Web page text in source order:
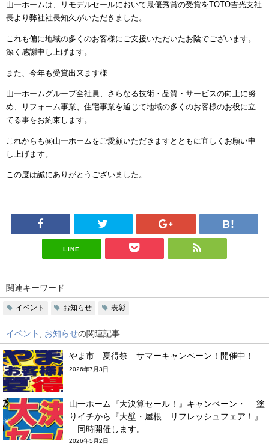
山一ホームは、リモデルセールにおいて最優秀賞の受賞を TOTO吉光支社
長より弊社社長知久がいただきました。
これも偏に地域の多くのお客様にご支援いただいたお陰でございます。
深く感謝申し上げます。
また、今年も受賞出来ます様
山一ホームグループ全社員、さらなる技術・品質・サービスの向上に努
め、リフォーム事業、住宅事業を通じて地域の多くのお客様のお役に立
てる事をお約束します。
これからも㈱山一ホームをご愛顧いただきますとともに宜しくお願い申
し上げます。
この度は誠にありがとうございました。
LINE
関連キーワード
イベント お知らせ 表彰
イベント お知らせの関連記事
やま市 夏得祭 サマーキャンペーン！開催中！
2026年7月3日
山一ホーム『大決算セール！』キャンペーン・ 塗
りイチから『大壁・屋根 リフレッシュフェア！』
同時開催します。
2026年5月2日